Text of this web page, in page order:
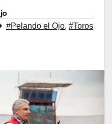
#Pelando el Ojo, #Toros